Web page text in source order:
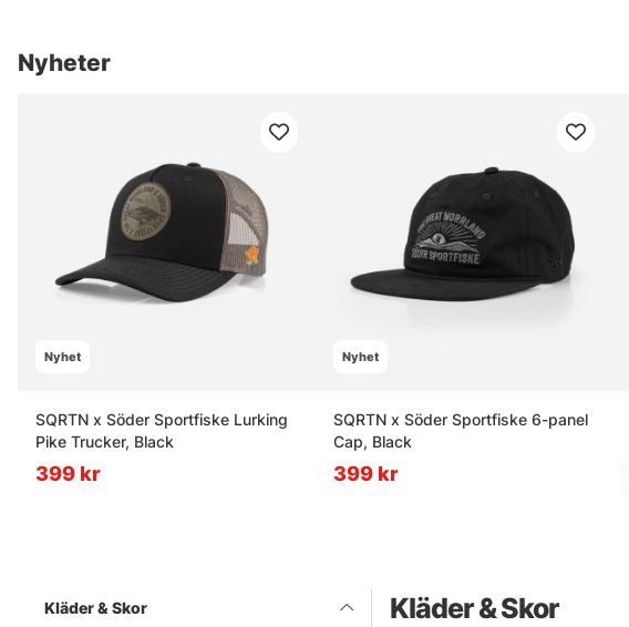
Nyheter
Nyhet
SQRTN x Söder Sportfiske Lurking
Pike Trucker, Black
399 kr
Nyhet
SQRTN x Söder Sportfiske 6-panel
Cap, Black
399 kr
Kläder & Skor
Kläder & Skor